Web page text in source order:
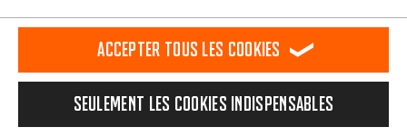
RÉSILIER LE CONTRAT Communauté d'Aix-la-Chapelle
Programme d'affiliation Mentions Légales Protection des données
Conditions générales de vente Plateforme d'Alerte
est plus confortable. Avec les cookies de confort, nous
Nous pouvons ainsi mettre à ta disposition d'autres contenus et
informations utiles. De plus, tu as la possibilité d'utiliser des
facilement les bons produits. Par exemple, nous proposons une
Accepter tous les cookies
Seulement les cookies indispensables